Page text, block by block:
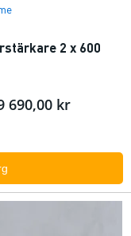
2 x 600
690,00 kr